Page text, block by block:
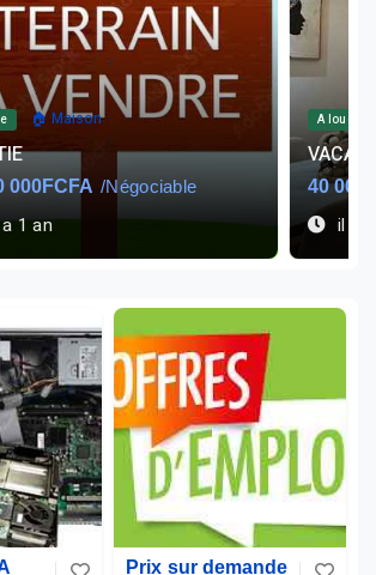
🏠 Maison
000FCFA /Négociable
1 an
A louer
40
il y
Prix sur demande